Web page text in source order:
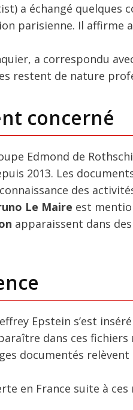
a échangé quelques
parisienne. Il affirme
a correspondu
restent de nature
concerné
Edmond de
2013. Les
des
Le Maire est
apparaissent dans
Epstein s’est
dans ces
documentés
en France suite à ces